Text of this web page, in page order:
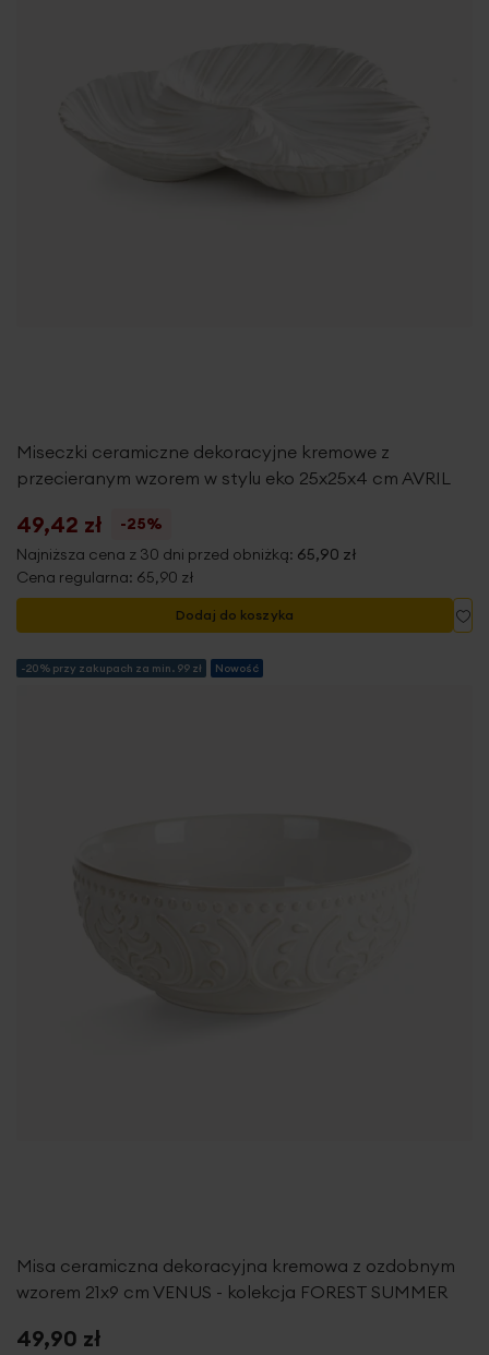
Miseczki ceramiczne dekoracyjne kremowe z
przecieranym wzorem w stylu eko 25x25x4 cm AVRIL
49,42 zł
-25%
Najniższa cena z 30 dni przed obniżką: 65,90 zł
Cena regularna: 65,90 zł
Dodaj do koszyka
-20% przy zakupach za min. 99 zł Nowość
Misa ceramiczna dekoracyjna kremowa z ozdobnym
wzorem 21x9 cm VENUS - kolekcja FOREST SUMMER
49,90 zł